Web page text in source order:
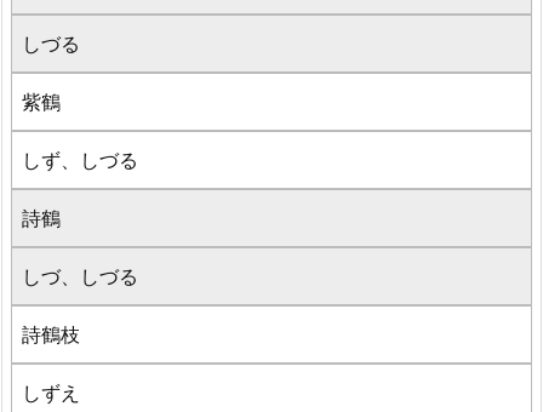
しづる
紫鶴
しず、しづる
詩鶴
しづ、しづる
詩鶴枝
しずえ